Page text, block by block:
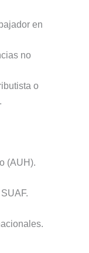
en
no
o
(AUH).